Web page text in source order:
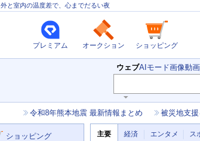
外と室内の温度差で、心までだるい夜
プレミアム オークション ショッピング
検
索
ウェブAIモード画像動画
ワ
ー
令和8年熊本地震 最新情報まとめ 被災地支
ショッピング
ュ主要 経済 エンタメ ス